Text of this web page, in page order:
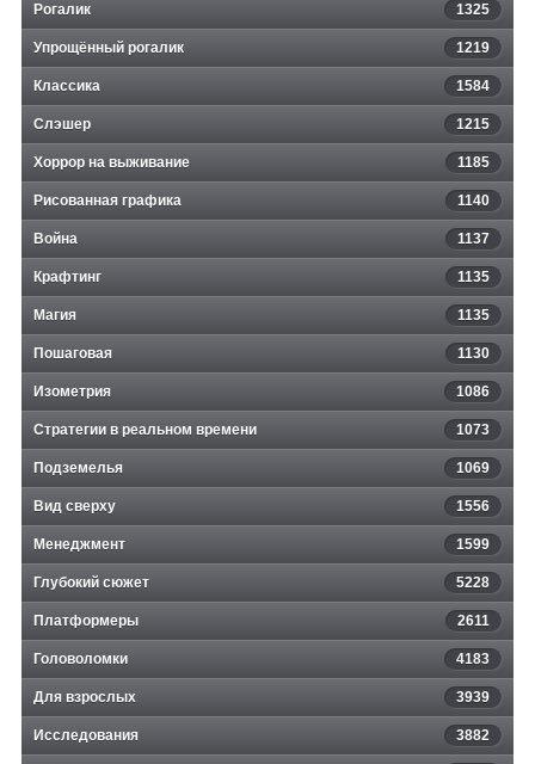
Рогалик 1325
Упрощённый рогалик 1219
Классика 1584
Слэшер 1215
Хоррор на выживание 1185
Рисованная графика 1140
Война 1137
Крафтинг 1135
Магия 1135
Пошаговая 1130
Изометрия 1086
Стратегии в реальном времени 1073
Подземелья 1069
Вид сверху 1556
Менеджмент 1599
Глубокий сюжет 5228
Платформеры 2611
Головоломки 4183
Для взрослых 3939
Исследования 3882